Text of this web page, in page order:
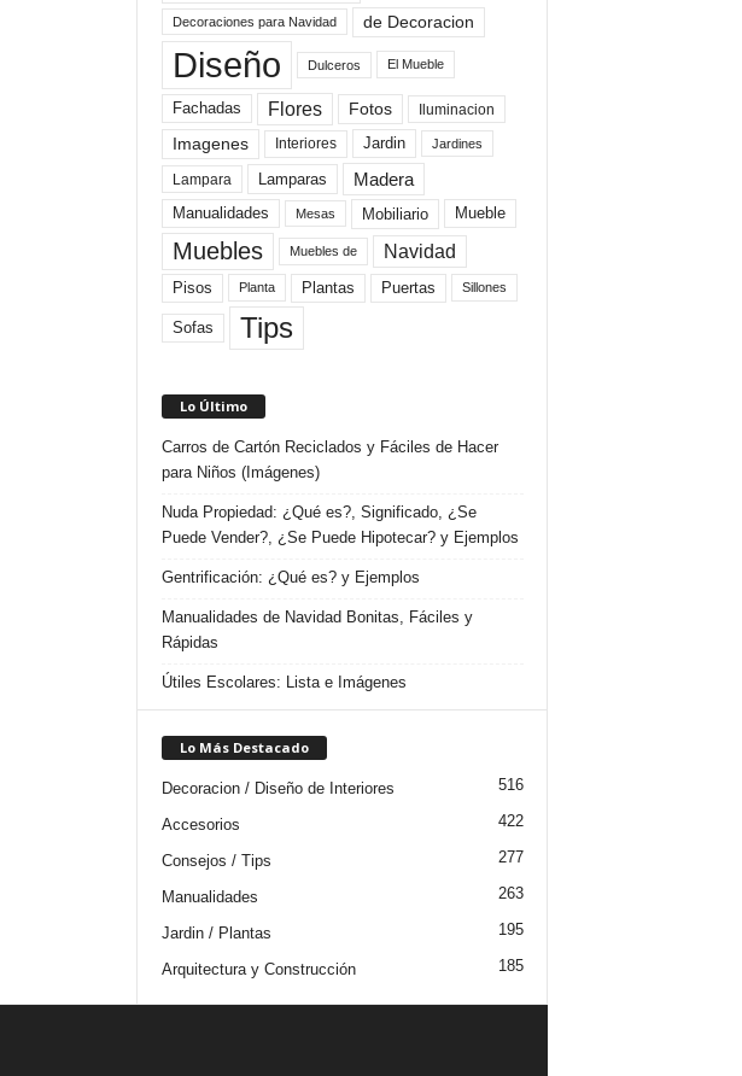
Decoraciones para Navidad de Decoracion
Diseño Dulceros El Mueble
Fachadas Flores Fotos Iluminacion
Imagenes Interiores Jardin Jardines
Lampara Lamparas Madera
Manualidades Mesas Mobiliario Mueble
Muebles Muebles de Navidad
Pisos Planta Plantas Puertas Sillones
Sofas Tips
Lo Último
Carros de Cartón Reciclados y Fáciles de Hacer
para Niños (Imágenes)
Nuda Propiedad: ¿Qué es?, Significado, ¿Se
Puede Vender?, ¿Se Puede Hipotecar? y Ejemplos
Gentrificación: ¿Qué es? y Ejemplos
Manualidades de Navidad Bonitas, Fáciles y
Rápidas
Útiles Escolares: Lista e Imágenes
Lo Más Destacado
Decoracion / Diseño de Interiores 516
Accesorios 422
Consejos / Tips 277
Manualidades 263
Jardin / Plantas 195
Arquitectura y Construcción 185